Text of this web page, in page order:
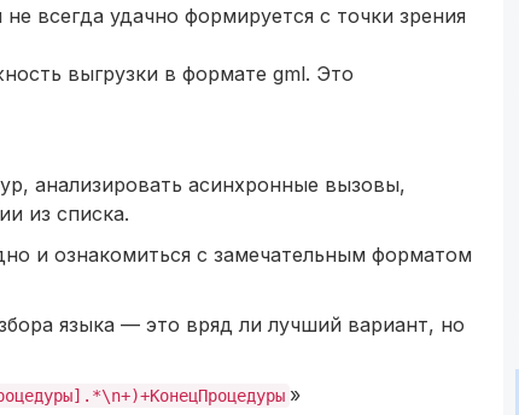
всегда удачно формируется с точки зрения
выгрузки в формате gml. Это
анализировать асинхронные вызовы,
из списка.
и ознакомиться с замечательным форматом
языка — это вряд ли лучший вариант, но
»